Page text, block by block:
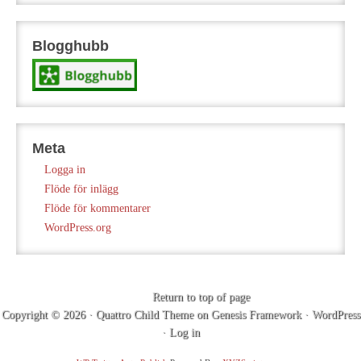
Blogghubb
Meta
Logga in
Flöde för inlägg
Flöde för kommentarer
WordPress.org
Return to top of page
Copyright © 2026 · Quattro Child Themeon Genesis Framework· WordPress
· Log in